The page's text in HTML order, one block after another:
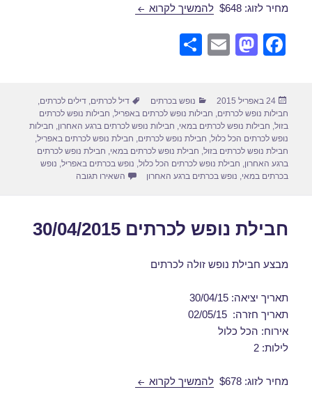
מחיר לזוג: $648 להמשיך לקרוא חבילת נופש לכרתים 26/04/2015
F
e
b
o
o
M
o
d
o
n
E
e
פורסם
בתאריך
24 באפריל 2015 קטגוריות
נופש בכרתים תגיות
דיל לכרתים,דילים לכרתים,
חבילות נופש לכרתים, חבילות נופש לכרתים באפריל, חבילות נופש לכרתים
בזול, חבילות נופש לכרתים במאי, חבילות נופש לכרתים ברגע האחרון, חבילות
נופש לכרתים הכל כלול, חבילת נופש לכרתים, חבילת נופש לכרתים באפריל,
חבילת נופש לכרתים בזול, חבילת נופש לכרתים במאי, חבילת נופש לכרתים
ברגע האחרון, חבילת נופש לכרתים הכל כלול, נופש בכרתים באפריל, נופש
בכרתים במאי, נופש בכרתים ברגע האחרון השאירו תגובה
חבילת נופש לכרתים 30/04/2015
מבצע חבילת נופש זולה לכרתים
תאריך יציאה: 30/04/15
תאריך חזרה: 02/05/15
אירוח: הכל כלול
לילות: 2
מחיר לזוג: $678 להמשיך לקרוא חבילת נופש לכרתים 30/04/2015